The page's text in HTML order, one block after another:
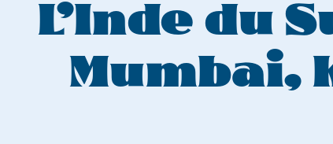
L’Inde du
Mumbai,